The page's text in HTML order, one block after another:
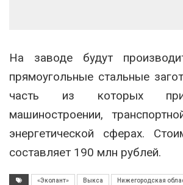
На заводе будут
прямоугольные стальные
часть из которых
машиностроении,
энергетической сферах.
составляет 190 млн рублей.
«Эколант» Выкса Нижегородская